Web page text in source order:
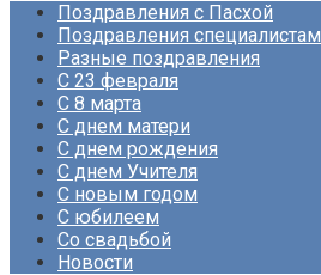
Поздравления с Пасхой
Поздравления специалистам
Разные поздравления
С 23 февраля
С 8 марта
С днем матери
С днем рождения
С днем Учителя
С новым годом
С юбилеем
Со свадьбой
Новости